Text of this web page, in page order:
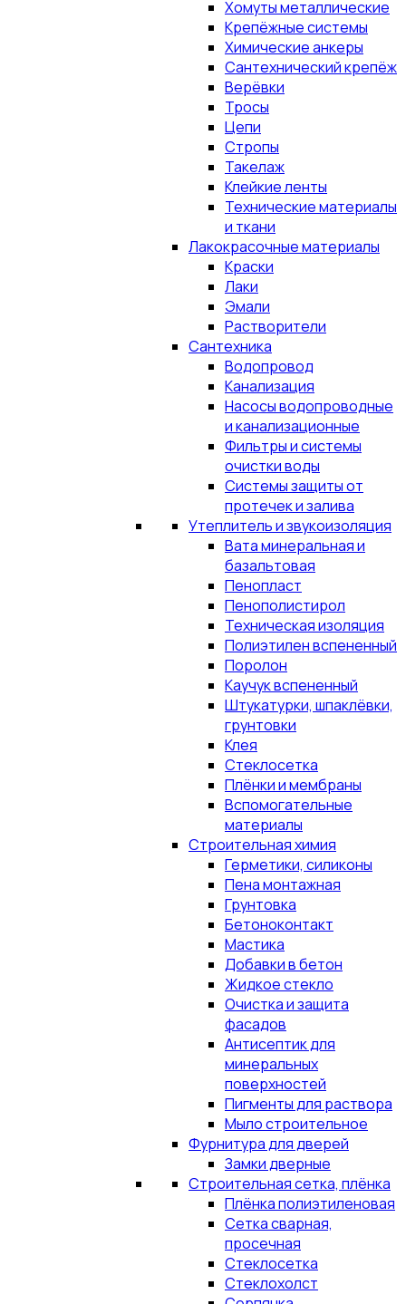
Хомуты металлические
Крепёжные системы
Химические анкеры
Сантехнический крепёж
Верёвки
Тросы
Цепи
Стропы
Такелаж
Клейкие ленты
Технические материалы
и ткани
Лакокрасочные материалы
Краски
Лаки
Эмали
Растворители
Сантехника
Водопровод
Канализация
Насосы водопроводные
и канализационные
Фильтры и системы
очистки воды
Системы защиты от
протечек и залива
Утеплитель и звукоизоляция
Вата минеральная и
базальтовая
Пенопласт
Пенополистирол
Техническая изоляция
Полиэтилен вспененный
Поролон
Каучук вспененный
Штукатурки, шпаклёвки,
грунтовки
Клея
Стеклосетка
Плёнки и мембраны
Вспомогательные
материалы
Строительная химия
Герметики, силиконы
Пена монтажная
Грунтовка
Бетоноконтакт
Мастика
Добавки в бетон
Жидкое стекло
Очистка и защита
фасадов
Антисептик для
минеральных
поверхностей
Пигменты для раствора
Мыло строительное
Фурнитура для дверей
Замки дверные
Строительная сетка, плёнка
Плёнка полиэтиленовая
Сетка сварная,
просечная
Стеклосетка
Стеклохолст